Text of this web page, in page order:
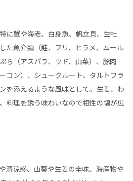
に蟹や海老、白身魚、帆立貝、生牡
た魚介類（鮭、ブリ、ヒラメ、ムール
ら（アスパラ、ウド、山菜）、豚肉
コン）、シュークルート、タルトフラ
を添えるような風味として。生姜、わ
料理を誘う味わいなので相性の幅が広
清涼感、山葵や生姜の辛味、海産物や